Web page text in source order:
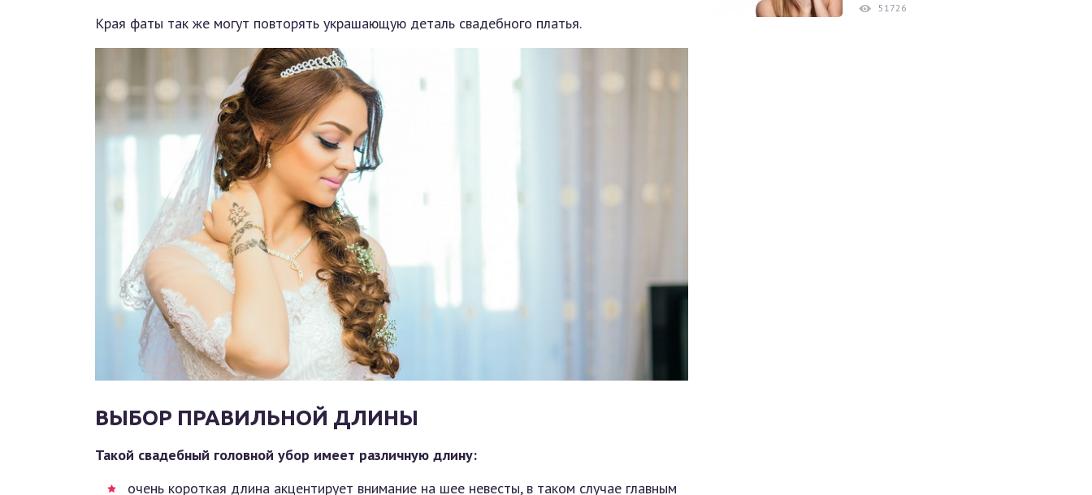
Края фаты так же могут повторять украшающую деталь свадебного платья.
ВЫБОР ПРАВИЛЬНОЙ ДЛИНЫ
Такой свадебный головной убор имеет различную длину:
очень короткая длина акцентирует внимание на шее невесты, в таком случае главным
51726